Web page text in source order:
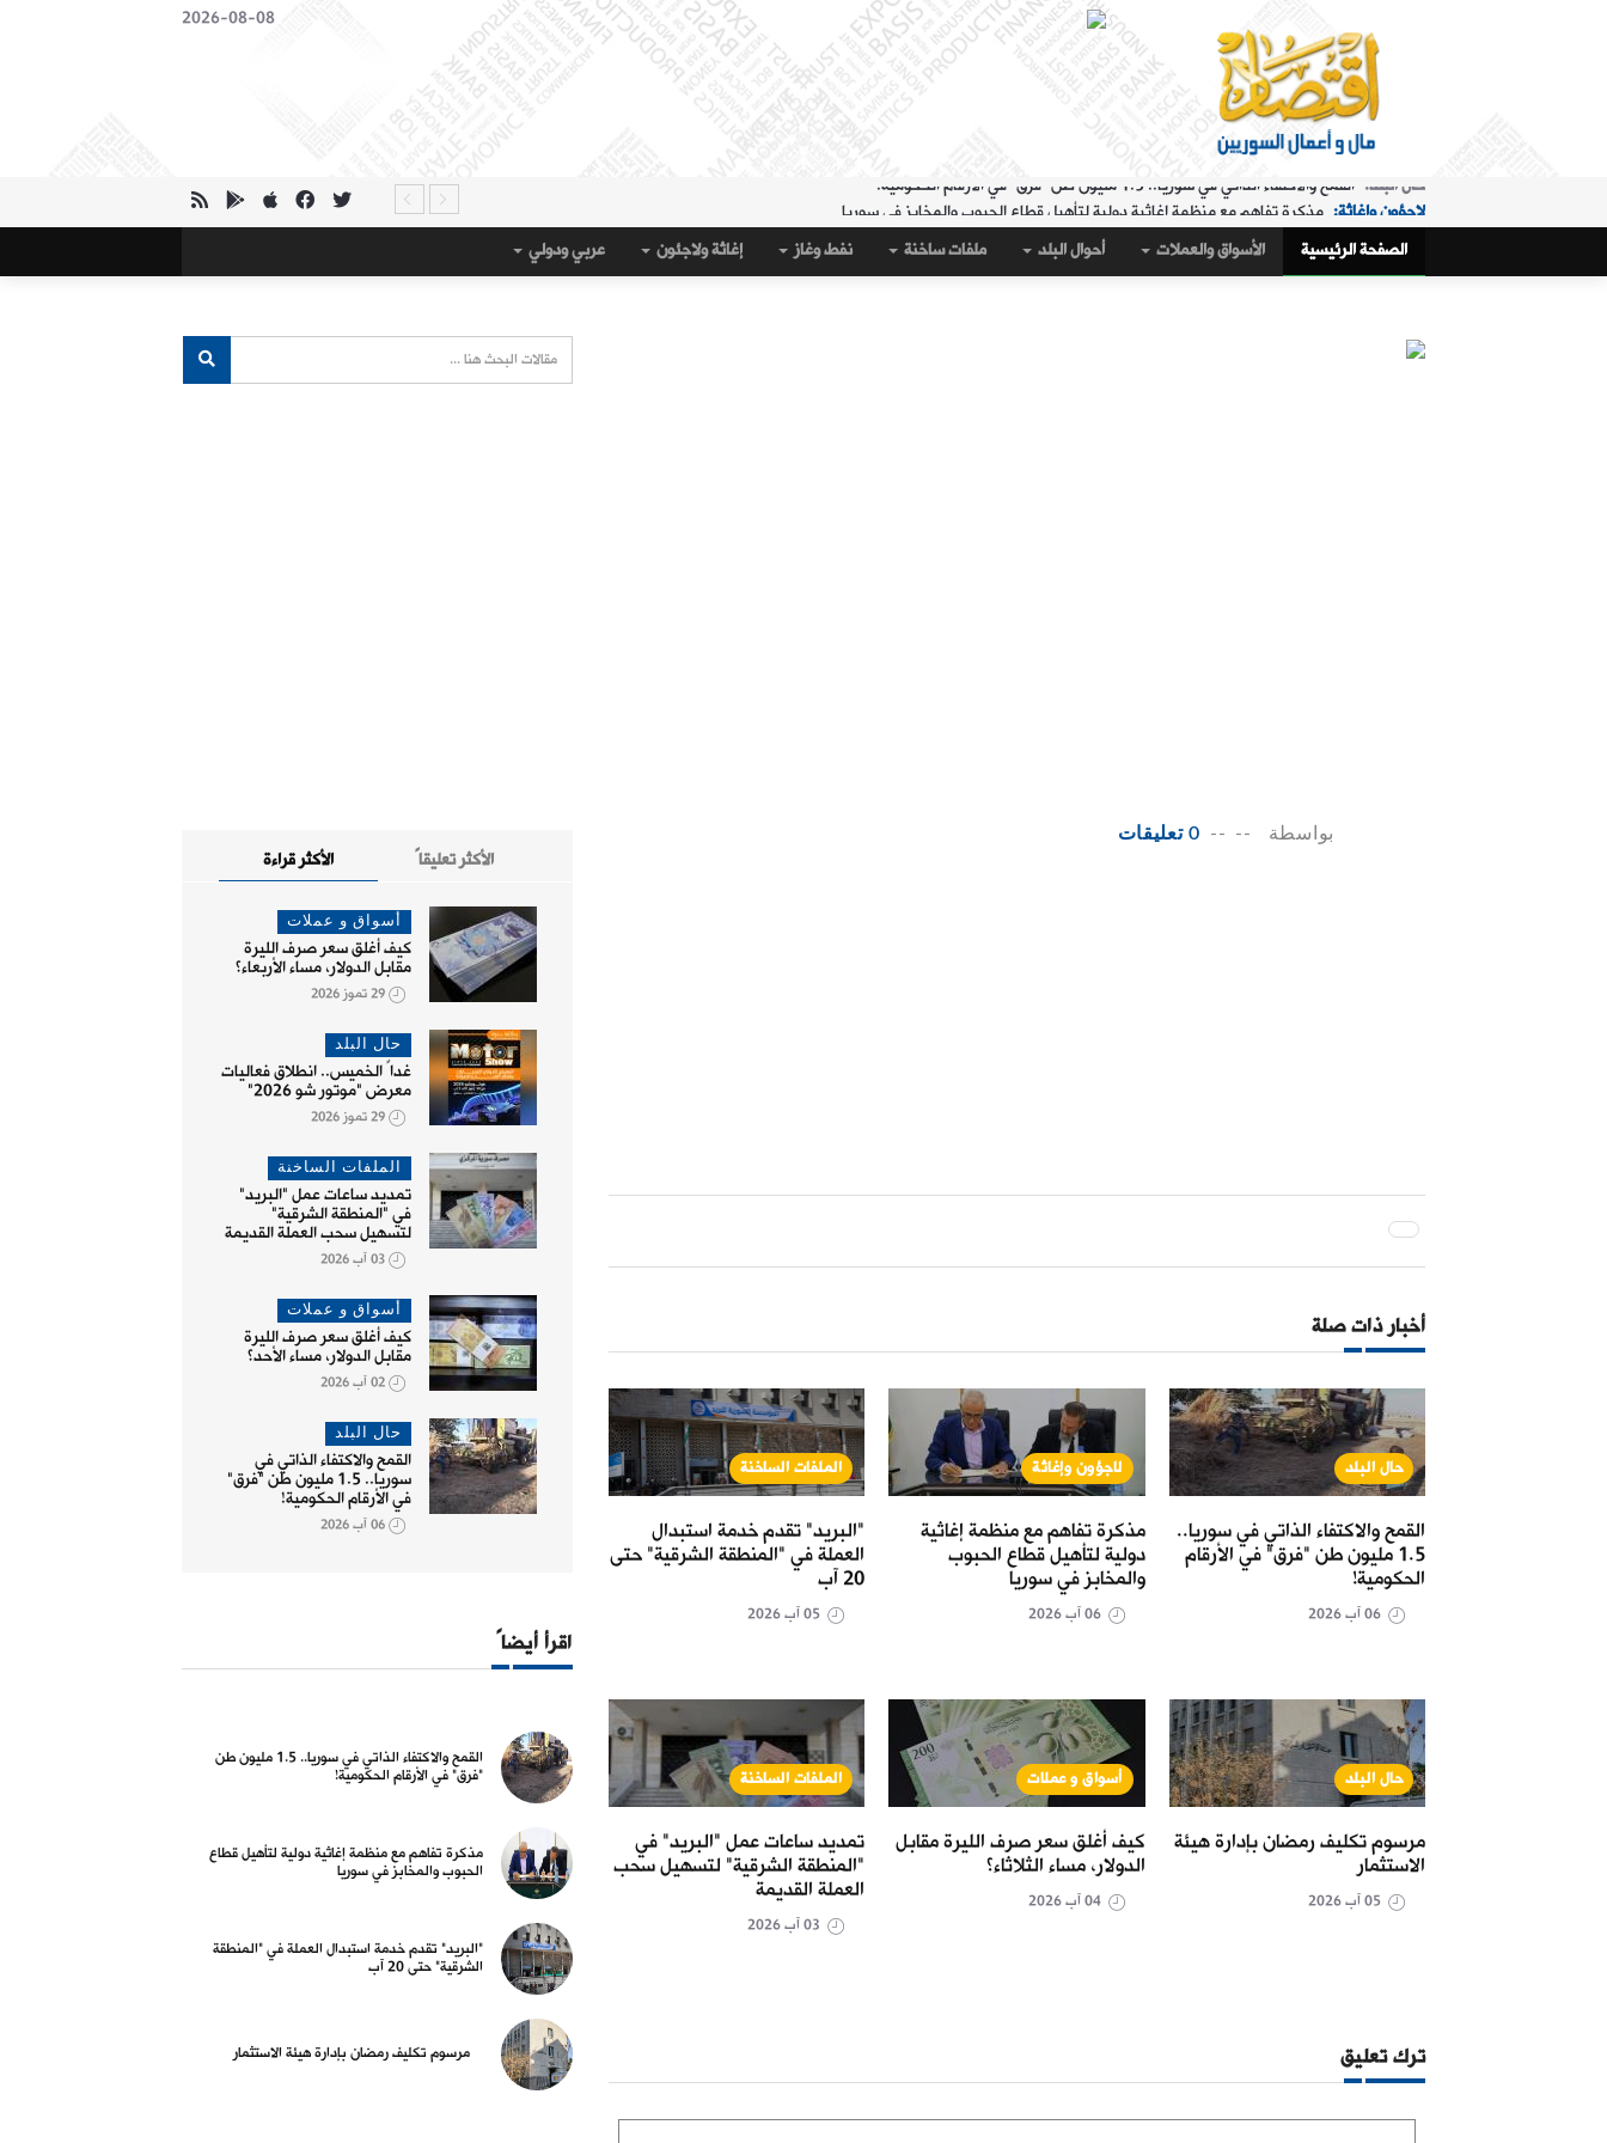
2026-08-08
لاجؤون وإغاثة: مذكرة تفاهم مع منظمة إغاثية دولية لتأهيل قطاع الحبوب والمخابز في سوريا
الملفات الساخنة: "البريد" تقدم خدمة استبدال العملة في "المنطقة الشرقية" حتى 20 آب
حال البلد: مرسوم تكليف رمضان بإدارة هيئة الاستثمار
أسواق و عملات: كيف أغلق سعر صرف الليرة مقابل الدولار، مساء الثلاثاء؟
عربي ودولي:
الصفحة الرئيسية الأسواق والعملات أحوال البلد ملفات ساخنة نفط وغاز إغاثة ولاجئون عربي ودولي
بواسطة --
-- 0 تعليقات
أخبار ذات صلة
حال البلد
القمح والاكتفاء الذاتي في سوريا..
1.5 مليون طن "فرق" في الأرقام
الحكومية!
لاجؤون وإغاثة
مذكرة تفاهم مع منظمة إغاثية
دولية لتأهيل قطاع الحبوب
والمخابز في سوريا
06 آب 2026
الملفات الساخنة
"البريد" تقدم خدمة استبدال
العملة في "المنطقة الشرقية" حتى
20 آب
حال البلد
مرسوم تكليف رمضان بإدارة هيئة
الاستثمار
أسواق و عملات
كيف أغلق سعر صرف الليرة مقابل
الدولار، مساء الثلاثاء؟
04 آب 2026
الملفات الساخنة
تمديد ساعات عمل "البريد" في
"المنطقة الشرقية" لتسهيل سحب
العملة القديمة
حال البلد
القمح والاكتفاء الذاتي في سوريا..
لاجؤون وإغاثة
حال البلد
مرسوم تكليف رمضان بإدارة هيئة
الاستثمار
05 آب 2026
كيف أغلق سعر صرف الليرة مقابل
الدولار، مساء الثلاثاء؟
ترك تعليق
الأكثر قراءة الأكثر تعليقاً
أسواق و عملات
كيف أغلق سعر صرف الليرة
مقابل الدولار، مساء الأربعاء؟
29 تموز 2026
حال البلد
غداً الخميس.. انطلاق فعاليات
معرض "موتور شو 2026"
29 تموز 2026
الملفات الساخنة
تمديد ساعات عمل "البريد"
في "المنطقة الشرقية"
لتسهيل سحب العملة القديمة
03 آب 2026
أسواق و عملات
كيف أغلق سعر صرف الليرة
مقابل الدولار، مساء الأحد؟
02 آب 2026
حال البلد
القمح والاكتفاء الذاتي في
سوريا.. 1.5 مليون طن "فرق"
في الأرقام الحكومية!
06 آب 2026
اقرأ أيضاً
القمح والاكتفاء الذاتي في سوريا.. 1.5 مليون طن
"فرق" في الأرقام الحكومية!
مذكرة تفاهم مع منظمة إغاثية دولية لتأهيل قطاع
الحبوب والمخابز في سوريا
"البريد" تقدم خدمة استبدال العملة في "المنطقة
الشرقية" حتى 20 آب
مرسوم تكليف رمضان بإدارة هيئة الاستثمار